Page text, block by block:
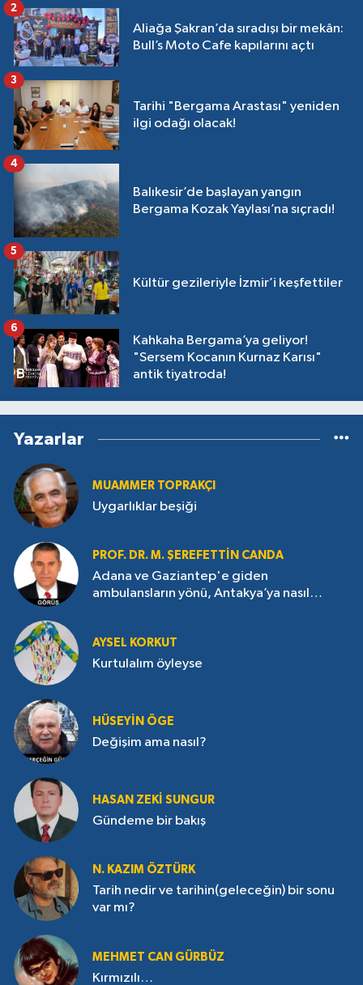
Aliağa Şakran’da sıradışı bir mekân:
Bull’s Moto Cafe kapılarını açtı
2
Tarihi "Bergama Arastası" yeniden
ilgi odağı olacak!
3
Balıkesir’de başlayan yangın
Bergama Kozak Yaylası’na sıçradı!
4
Kültür gezileriyle İzmir’i keşfettiler
5
Kahkaha Bergama’ya geliyor!
"Sersem Kocanın Kurnaz Karısı"
antik tiyatroda!
6
Yazarlar
MUAMMER TOPRAKÇI
Uygarlıklar beşiği
PROF. DR. M. ŞEREFETTIN CANDA
Adana ve Gaziantep'e giden
ambulansların yönü, Antakya’ya nasıl
AYSEL KORKUT
Kurtulalım öyleyse
HÜSEYIN ÖGE
Değişim ama nasıl?
HASAN ZEKI SUNGUR
Gündeme bir bakış
N. KAZIM ÖZTÜRK
Tarih nedir ve tarihin(geleceğin) bir sonu
var mı?
MEHMET CAN GÜRBÜZ
Kırmızılı…